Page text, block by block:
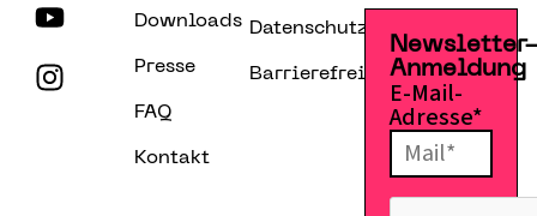
Downloads
Presse
FAQ
Kontakt
Datenschutzerklärung
Barrierefreiheitserklärung
Anmeldung
E-Mail-
Adresse*